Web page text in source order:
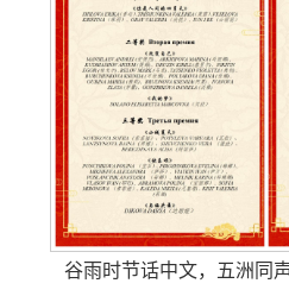
谷雨时节话中文，五洲同